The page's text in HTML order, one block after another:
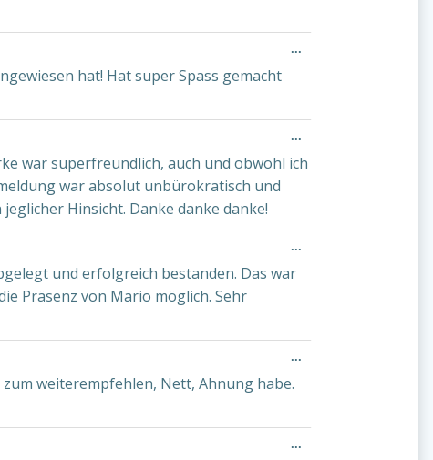
hat! Hat super Spass gemacht
...
war superfreundlich, auch und obwohl ich
war absolut unbürokratisch und
Hinsicht. Danke danke danke!
...
ein-/ausblenden.
und erfolgreich bestanden. Das war
Präsenz von Mario möglich. Sehr
...
weiterempfehlen, Nett, Ahnung habe.
...
...